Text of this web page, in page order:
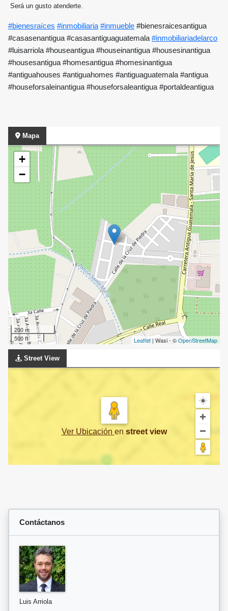
Será un gusto atenderte.
#bienesraíces #inmobiliaria #inmueble #bienesraicesantigua
#casasenantigua #casasantiguaguatemala #inmobiliariadelarco
#luisarriola #houseantigua #houseinantigua #housesinantigua
#housesantigua #homesantigua #homesinantigua
#antiguahouses #antiguahomes #antiguaguatemala #antigua
#houseforsaleinantigua #houseforsaleantigua #portaldeantigua
Mapa
+
−
200 m
500 ft
Leaflet | Wasi - ©OpenStreetMap
Street View
Ver Ubicación en street view
Contáctanos
Luis Arriola